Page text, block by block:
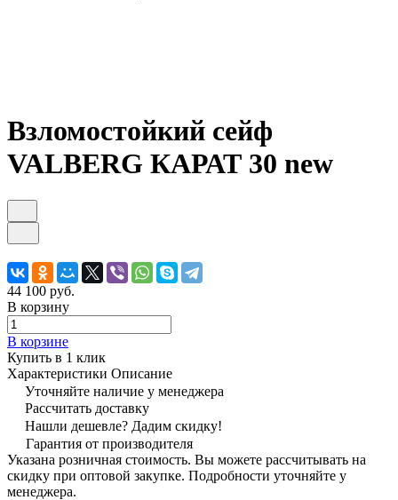
Взломостойкий сейф
VALBERG КАРАТ 30 new
44 100 руб.
В корзину
В корзине
Купить в 1 клик
Характеристики Описание
Уточняйте наличие у менеджера
Рассчитать доставку
Нашли дешевле? Дадим скидку!
Гарантия от производителя
Указана розничная стоимость. Вы можете рассчитывать на
скидку при оптовой закупке. Подробности уточняйте у
менеджера.